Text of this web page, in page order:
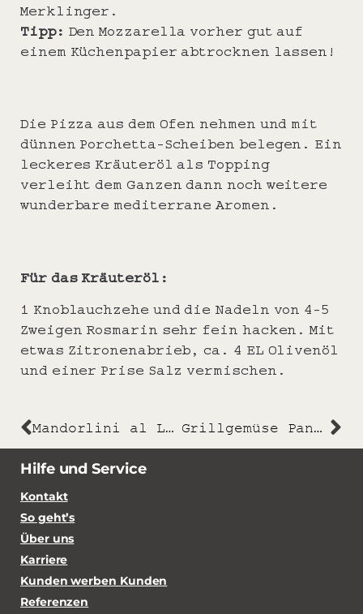
Merklinger.
Tipp: Den Mozzarella vorher gut auf
einem Küchenpapier abtrocknen lassen!
Die Pizza aus dem Ofen nehmen und mit
dünnen Porchetta-Scheiben belegen. Ein
leckeres Kräuteröl als Topping
verleiht dem Ganzen dann noch weitere
wunderbare mediterrane Aromen.
Für das Kräuteröl:
1 Knoblauchzehe und die Nadeln von 4-5
Zweigen Rosmarin sehr fein hacken. Mit
etwas Zitronenabrieb, ca. 4 EL Olivenöl
und einer Prise Salz vermischen.
Mandorlini al Limone Grillgemüse Panzanella
Hilfe und Service
Kontakt
So geht’s
Über uns
Karriere
Kunden werben Kunden
Referenzen